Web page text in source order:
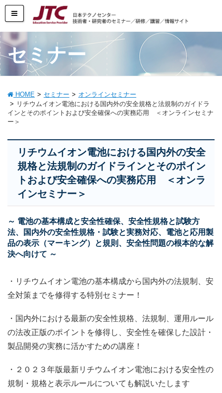
セミナー
HOME セミナー
オンラインセミナー
リチウムイオン電池における国内外の安全規格と法規制のガイドラ
インとそのポイントおよび安全確保への実務応用 ＜オンラインセミナ
ー＞
リチウムイオン電池における国内外の安全
規格と法規制のガイドラインとそのポイン
トおよび安全確保への実務応用 ＜オンラ
インセミナー＞
～ 電池の基本構成と安全性確保、安全性規格と試験方
法、国内外の安全性規格・試験と実務対応、電池と応用製
品の表示（マーキング）と規則、安全性問題の根本的な解
決へ向けて ～
・リチウムイオン電池の基本構成から国内外の法規制、安
全対策までを修得する特別セミナー！
・国内外における最新の安全性規格、法規制、運用ルール
の法改正版のポイントを修得し、安全性を確保した設計・
製品開発の実務に活かすための講座！
・２０２３年版最新リチウムイオン電池における安全性の
規制・規格と表示ルールについても解説いたします